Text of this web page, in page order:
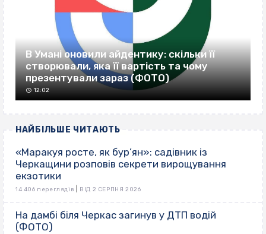
В Умані оновили айдентику: скільки її
створювали, яка її вартість та чому
презентували зараз (ФОТО)
12:02
НАЙБІЛЬШЕ ЧИТАЮТЬ
«Маракуя росте, як бур’ян»: садівник із
Черкащини розповів секрети вирощування
екзотики
14 406 переглядів ВІД 2 СЕРПНЯ 2026
На дамбі біля Черкас загинув у ДТП водій
(ФОТО)